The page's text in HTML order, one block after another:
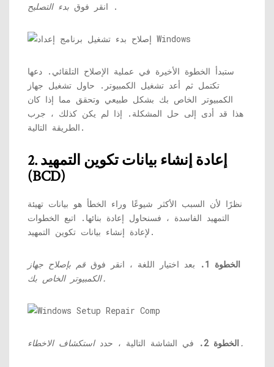
انقر فوق بدء التصليح .
ستبدأ الخطوة الأخيرة في عملية الإصلاح التلقائي. دعها
تكتمل ثم أعد تشغيل الكمبيوتر. حاول تشغيل جهاز
الكمبيوتر الخاص بك بشكل طبيعي وتحقق مما إذا كان
هذا قد أدى إلى حل المشكلة. إذا لم يكن كذلك ، جرب
الطريقة التالية.
2. إعادة إنشاء بيانات تكوين التمهيد
(BCD)
نظرًا لأن السبب الأكثر شيوعًا وراء الخطأ هو بيانات تهيئة
التمهيد الفاسدة ، فسنحاول إعادة بنائها. اتبع الخطوات
لإعادة إنشاء بيانات تكوين التمهيد.
الخطوة 1. بعد اختيار اللغة ، انقر فوق قم بإصلاح جهاز
الكمبيوتر الخاص بك.
الخطوة 2. في الشاشة التالية ، حدد استكشاف الاخطاء.